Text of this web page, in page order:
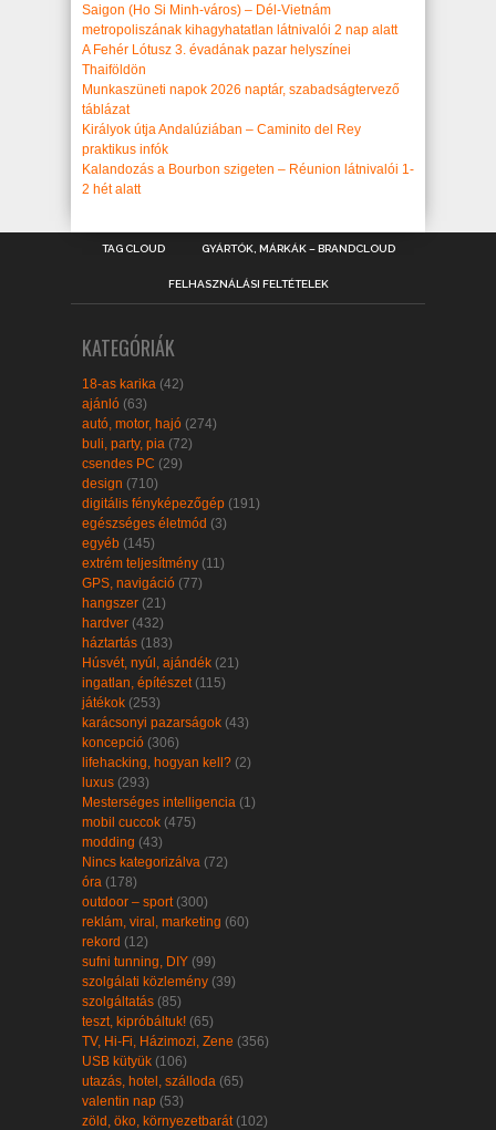
Saigon (Ho Si Minh-város) – Dél-Vietnám
metropoliszának kihagyhatatlan látnivalói 2 nap alatt
A Fehér Lótusz 3. évadának pazar helyszínei
Thaiföldön
Munkaszüneti napok 2026 naptár, szabadságtervező
táblázat
Királyok útja Andalúziában – Caminito del Rey
praktikus infók
Kalandozás a Bourbon szigeten – Réunion látnivalói 1-
2 hét alatt
TAG CLOUD GYÁRTÓK, MÁRKÁK – BRANDCLOUD
FELHASZNÁLÁSI FELTÉTELEK
KATEGÓRIÁK
18-as karika (42)
ajánló (63)
autó, motor, hajó (274)
buli, party, pia (72)
csendes PC (29)
design (710)
digitális fényképezőgép (191)
egészséges életmód (3)
egyéb (145)
extrém teljesítmény (11)
GPS, navigáció (77)
hangszer (21)
hardver (432)
háztartás (183)
Húsvét, nyúl, ajándék (21)
ingatlan, építészet (115)
játékok (253)
karácsonyi pazarságok (43)
koncepció (306)
lifehacking, hogyan kell? (2)
luxus (293)
Mesterséges intelligencia (1)
mobil cuccok (475)
modding (43)
Nincs kategorizálva (72)
óra (178)
outdoor – sport (300)
reklám, viral, marketing (60)
rekord (12)
sufni tunning, DIY (99)
szolgálati közlemény (39)
szolgáltatás (85)
teszt, kipróbáltuk! (65)
TV, Hi-Fi, Házimozi, Zene (356)
USB kütyük (106)
utazás, hotel, szálloda (65)
valentin nap (53)
zöld, öko, környezetbarát (102)